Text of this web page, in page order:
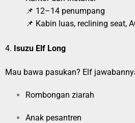
📌 12–14 penumpang
📌 Kabin luas, reclining seat,
4. Isuzu Elf Long
Mau bawa pasukan? Elf
Rombongan ziarah
Anak pesantren